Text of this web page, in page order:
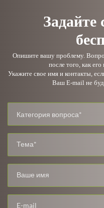
Задайте
Опишите вашу проблему.
после того, как
Укажите свое имя и контакты,
Ваш E-mail не
Категория вопроса*